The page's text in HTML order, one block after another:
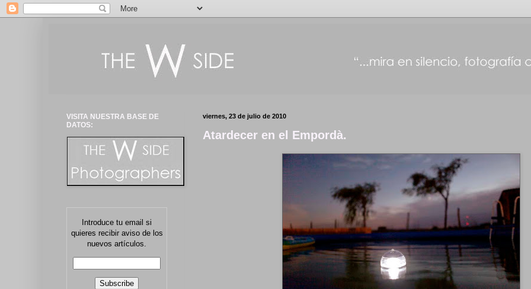
viernes, 23 de julio de 2010
Atardecer en el Empordà.
VISITA NUESTRA BASE DE
DATOS:
Introduce tu email si
quieres recibir aviso de los
nuevos artículos.